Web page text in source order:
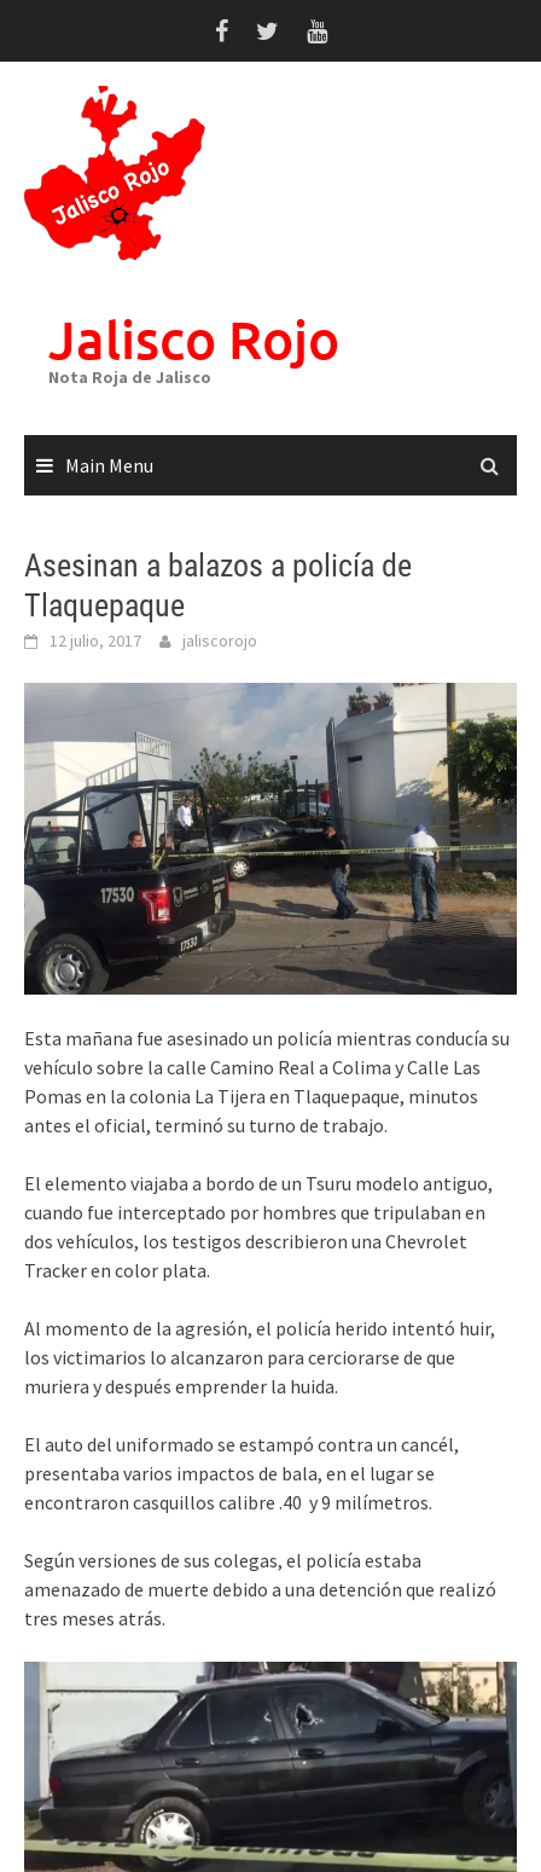
Jalisco Rojo
Nota Roja de Jalisco
Main Menu
Asesinan a balazos a policía de
Tlaquepaque
12 julio, 2017 jaliscorojo
Esta mañana fue asesinado un policía mientras conducía su
vehículo sobre la calle Camino Real a Colima y Calle Las
Pomas en la colonia La Tijera en Tlaquepaque, minutos
antes el oficial, terminó su turno de trabajo.
El elemento viajaba a bordo de un Tsuru modelo antiguo,
cuando fue interceptado por hombres que tripulaban en
dos vehículos, los testigos describieron una Chevrolet
Tracker en color plata.
Al momento de la agresión, el policía herido intentó huir,
los victimarios lo alcanzaron para cerciorarse de que
muriera y después emprender la huida.
El auto del uniformado se estampó contra un cancél,
presentaba varios impactos de bala, en el lugar se
encontraron casquillos calibre .40 y 9 milímetros.
Según versiones de sus colegas, el policía estaba
amenazado de muerte debido a una detención que realizó
tres meses atrás.